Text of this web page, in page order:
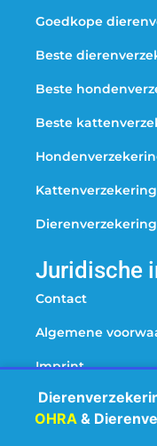
Goedkope
Beste
Beste
Beste
Juridische
Contact
Algemene
Imprint
Disclaimer
OHRA&